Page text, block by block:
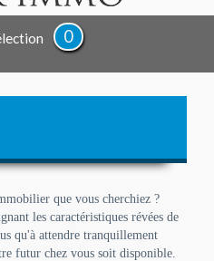
0
que vous cherchiez ?
les caractéristiques révées de
qu'à attendre tranquillement
futur chez vous soit disponible.